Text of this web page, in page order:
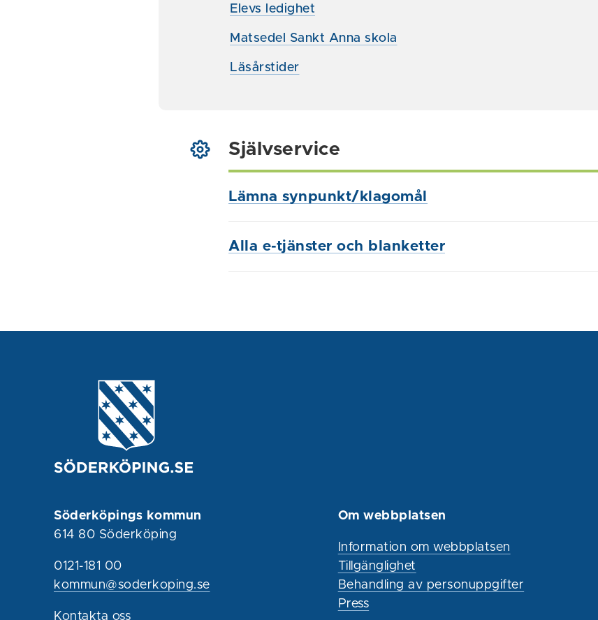
Elevs ledighet
Matsedel Sankt Anna skola
Läsårstider
Självservice
Lämna synpunkt/klagomål
Alla e-tjänster och blanketter
Söderköpings kommun
614 80 Söderköping
0121-181 00
kommun@soderkoping.se
Kontakta oss
Om webbplatsen
Information om webbplatsen
Tillgänglighet
Behandling av personuppgifter
Press